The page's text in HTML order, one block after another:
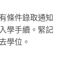
條件錄取通知
學手續。緊記
學位。